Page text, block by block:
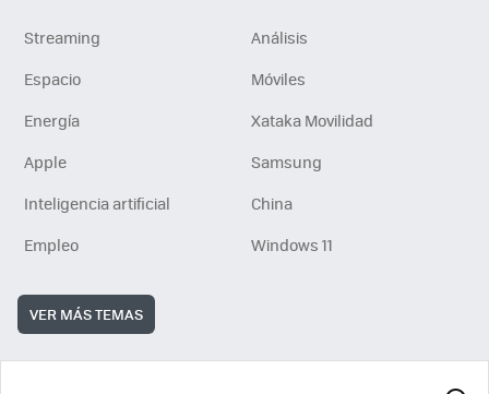
Streaming
Análisis
Espacio
Móviles
Energía
Xataka Movilidad
Apple
Samsung
Inteligencia artificial
China
Empleo
Windows 11
VER MÁS TEMAS